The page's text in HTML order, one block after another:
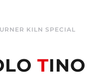
KILN SPECIAL
TINO